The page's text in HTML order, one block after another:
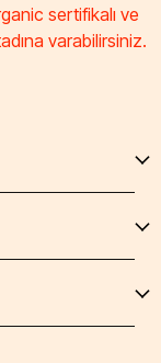
sertifikalı ve
varabilirsiniz.